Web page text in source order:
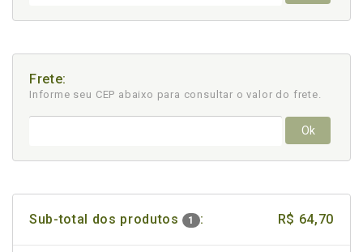
Frete:
Informe seu CEP abaixo para consultar o valor do frete.
Ok
Sub-total dos produtos 1 : R$ 64,70